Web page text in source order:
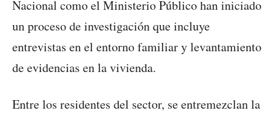
Nacional como el Ministerio Público han iniciado
un proceso de investigación que incluye
entrevistas en el entorno familiar y levantamiento
de evidencias en la vivienda.
Entre los residentes del sector, se entremezclan la